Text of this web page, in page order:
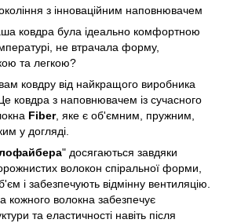
з інноваційним наповнювачем
ковдра була ідеально комфортною
не втрачала форму,
та легкою?
ковдру від найкращого виробника
Це ковдра з наповнювачем із сучасного
Fiber, яке є об'ємним, пружним,
у догляді.
" досягаються завдяки
волокон спіральної форми,
і забезпечують відмінну вентиляцію.
кожного волокна забезпечує
та еластичності навіть після